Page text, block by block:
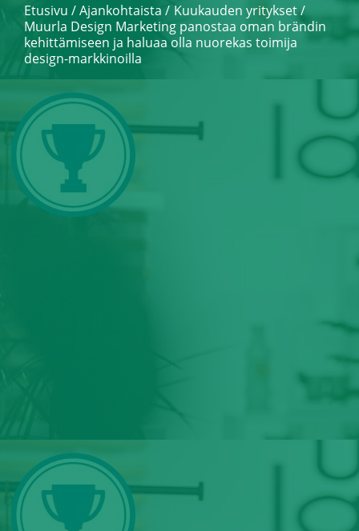
Etusivu /Ajankohtaista Kuukauden yritykset/
Muurla Design Marketing panostaa oman brändin
kehittämiseen ja haluaa olla nuorekas toimija
design-markkinoilla